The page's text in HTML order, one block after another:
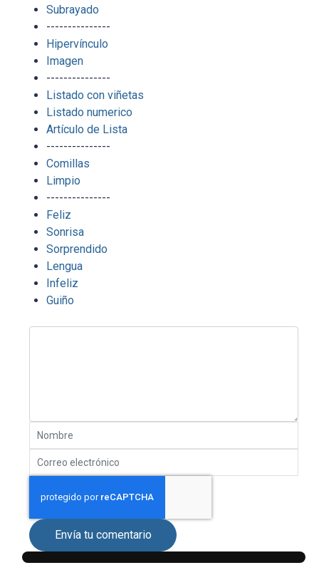
Subrayado
---------------
Hipervínculo
Imagen
---------------
Listado con viñetas
Listado numerico
Artículo de Lista
---------------
Comillas
Limpio
---------------
Feliz
Sonrisa
Sorprendido
Lengua
Infeliz
Guiño
Envía tu comentario